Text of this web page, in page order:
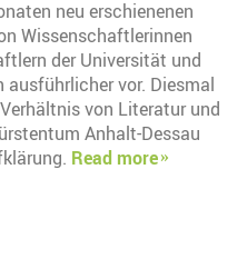
neu erschienenen
Wissenschaftlerinnen
der Universität und
ausführlicher vor. Diesmal
von Literatur und
Anhalt-Dessau
Read more